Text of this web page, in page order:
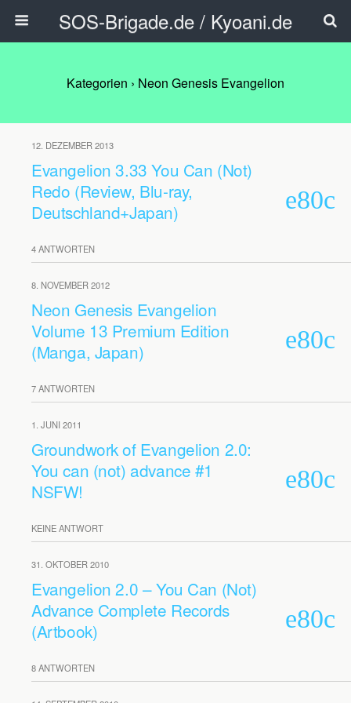
SOS-Brigade.de / Kyoani.de
Kategorien › Neon Genesis Evangelion
12. DEZEMBER 2013
Evangelion 3.33 You Can (Not)
Redo (Review, Blu-ray,
Deutschland+Japan)
4 ANTWORTEN
8. NOVEMBER 2012
Neon Genesis Evangelion
Volume 13 Premium Edition
(Manga, Japan)
7 ANTWORTEN
1. JUNI 2011
Groundwork of Evangelion 2.0:
You can (not) advance #1
NSFW!
KEINE ANTWORT
31. OKTOBER 2010
Evangelion 2.0 – You Can (Not)
Advance Complete Records
(Artbook)
8 ANTWORTEN